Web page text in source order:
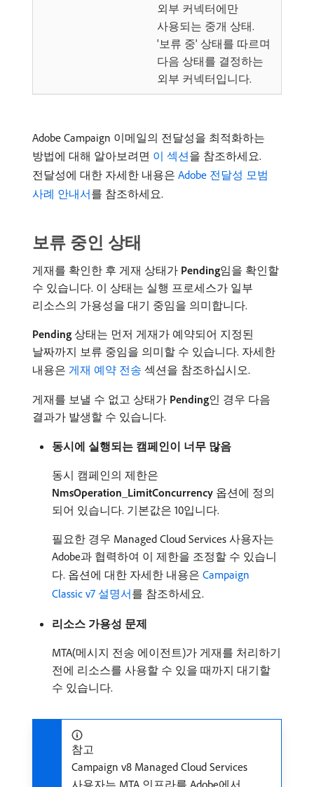
외부 커넥터에만
사용되는 중개 상태.
'보류 중' 상태를 따르며
다음 상태를 결정하는
외부 커넥터입니다.
Adobe Campaign 이메일의 전달성을 최적화하는
방법에 대해 알아보려면 이 섹션을 참조하세요.
전달성에 대한 자세한 내용은 Adobe 전달성 모범
사례 안내서를 참조하세요.
보류 중인 상태
게재를 확인한 후 게재 상태가 Pending​임을 확인할
수 있습니다. 이 상태는 실행 프로세스가 일부
리소스의 가용성을 대기 중임을 의미합니다.
Pending 상태는 먼저 게재가 예약되어 지정된
날짜까지 보류 중임을 의미할 수 있습니다. 자세한
내용은 게재 예약 전송 섹션을 참조하십시오.
게재를 보낼 수 없고 상태가 Pending​인 경우 다음
결과가 발생할 수 있습니다.
동시에 실행되는 캠페인이 너무 많음
동시 캠페인의 제한은
NmsOperation_LimitConcurrency 옵션에 정의
되어 있습니다. 기본값은 10입니다.
필요한 경우 Managed Cloud Services 사용자는
Adobe과 협력하여 이 제한을 조정할 수 있습니
다. 옵션에 대한 자세한 내용은 Campaign
Classic v7 설명서를 참조하세요.
리소스 가용성 문제
MTA(메시지 전송 에이전트)가 게재를 처리하기
전에 리소스를 사용할 수 있을 때까지 대기할
수 있습니다.
참고
Campaign v8 Managed Cloud Services
사용자는 MTA 인프라를 Adobe에서